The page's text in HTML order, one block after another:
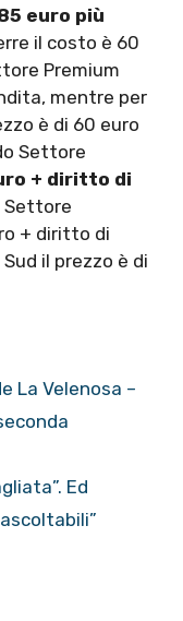
euro più
il costo è 60
Premium
mentre per
è di 60 euro
Settore
+ diritto di
Settore
+ diritto di
il prezzo è di
La Velenosa –
Ed